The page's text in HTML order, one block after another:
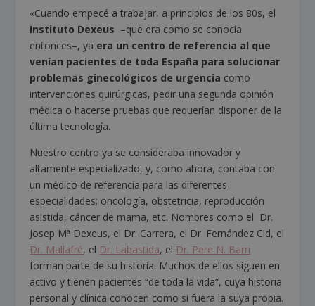
«Cuando empecé a trabajar, a principios de los 80s, el
Instituto Dexeus –que era como se conocía
entonces–, ya era un centro de referencia al que
venían pacientes de toda España para solucionar
problemas ginecológicos de urgencia como
intervenciones quirúrgicas, pedir una segunda opinión
médica o hacerse pruebas que requerían disponer de la
última tecnología.
Nuestro centro ya se consideraba innovador y
altamente especializado, y, como ahora, contaba con
un médico de referencia para las diferentes
especialidades: oncología, obstetricia, reproducción
asistida, cáncer de mama, etc. Nombres como el Dr.
Josep Mª Dexeus, el Dr. Carrera, el Dr. Fernández Cid, el
Dr. Mallafré, el Dr. Labastida, el Dr. Pere N. Barri
forman parte de su historia. Muchos de ellos siguen en
activo y tienen pacientes “de toda la vida”, cuya historia
personal y clínica conocen como si fuera la suya propia.